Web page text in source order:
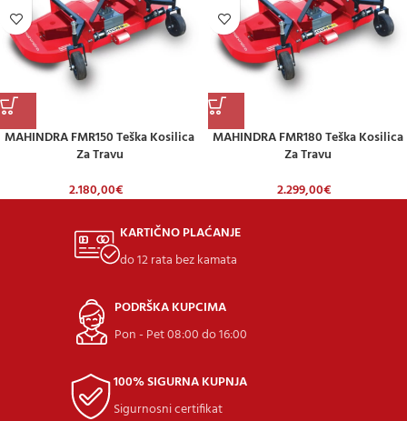
MAHINDRA FMR150 Teška Kosilica
Za Travu
2.180,00€
MAHINDRA FMR180 Teška Kosilica
Za Travu
2.299,00€
KARTIČNO PLAĆANJE
do 12 rata bez kamata
PODRŠKA KUPCIMA
Pon - Pet 08:00 do 16:00
100% SIGURNA KUPNJA
Sigurnosni certifikat